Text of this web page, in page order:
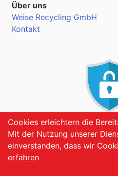
Cookies erleichtern die
Mit der Nutzung unserer
einverstanden, dass wir
erfahren
Über uns
Weise Recycling GmbH
Kontakt